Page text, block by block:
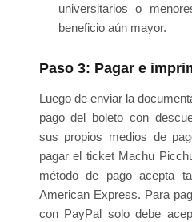
universitarios o
beneficio aún mayor.
Paso 3: Pagar e
Luego de enviar la
pago del boleto con
sus propios medios de
pagar el ticket Machu
método de pago acepta
American Express. Para
con PayPal solo debe